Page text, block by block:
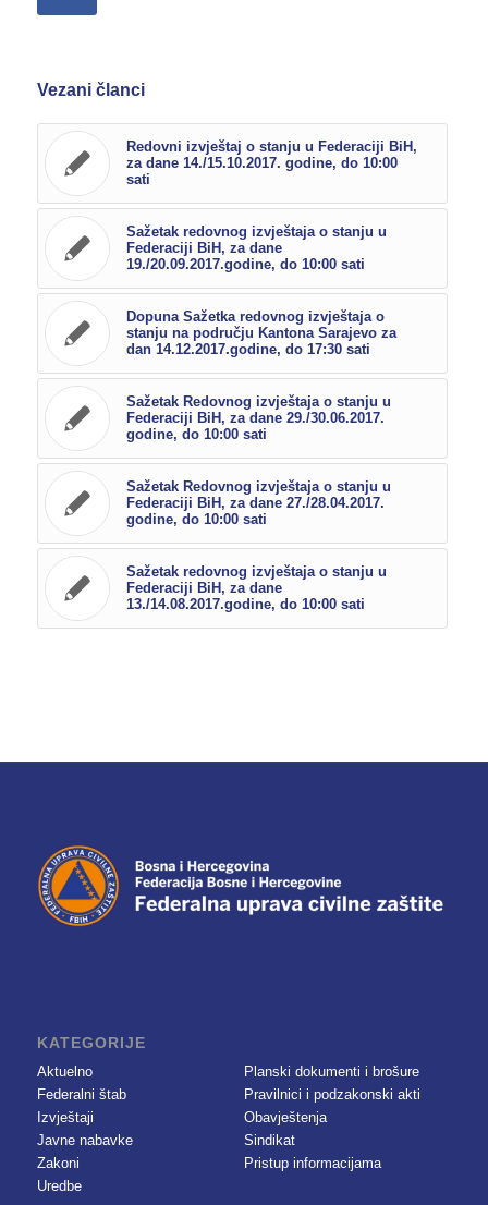
Vezani članci
Redovni izvještaj o stanju u Federaciji BiH,
za dane 14./15.10.2017. godine, do 10:00
sati
Sažetak redovnog izvještaja o stanju u
Federaciji BiH, za dane
19./20.09.2017.godine, do 10:00 sati
Dopuna Sažetka redovnog izvještaja o
stanju na području Kantona Sarajevo za
dan 14.12.2017.godine, do 17:30 sati
Sažetak Redovnog izvještaja o stanju u
Federaciji BiH, za dane 29./30.06.2017.
godine, do 10:00 sati
Sažetak Redovnog izvještaja o stanju u
Federaciji BiH, za dane 27./28.04.2017.
godine, do 10:00 sati
Sažetak redovnog izvještaja o stanju u
Federaciji BiH, za dane
13./14.08.2017.godine, do 10:00 sati
KATEGORIJE
Aktuelno
Federalni štab
Izvještaji
Javne nabavke
Zakoni
Uredbe
Planski dokumenti i brošure
Pravilnici i podzakonski akti
Obavještenja
Sindikat
Pristup informacijama